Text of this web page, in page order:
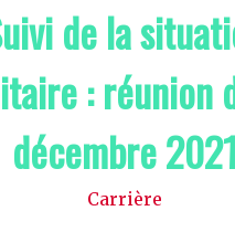
de la
: réunion
décembre 2021
Carrière